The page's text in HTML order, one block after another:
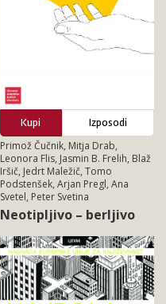
Kupi
Izposodi
Primož Čučnik, Mitja Drab,
Leonora Flis, Jasmin B. Frelih, Blaž
Iršič, Jedrt Maležič, Tomo
Podstenšek, Arjan Pregl, Ana
Svetel, Peter Svetina
Neotipljivo – berljivo